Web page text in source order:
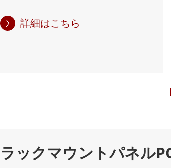
れにより、他の産業機器やネットワークへの
になります。 シャーシパネルPCを選択する際
能力、メモリ、ストレージ容量などの要素を
プリケーション向けに設計された高性能シス
スやネットワークへの接続が容易です。 シャー
酷な環境や頻繁な洗浄作業に耐えるように設
IP65パネルPCは、防水・防塵のフロントパネ
埃や湿気、その他の汚染物質から確実に保護
のため、食品・飲料、医薬品、製造業などの
ンに適しています。このパネルPCは、Intel
ポートを含む幅広い接続オプションを提供し、
器やシステムとのシームレスな統合を可能にし
詳細はこちら
ラックマウントパネル